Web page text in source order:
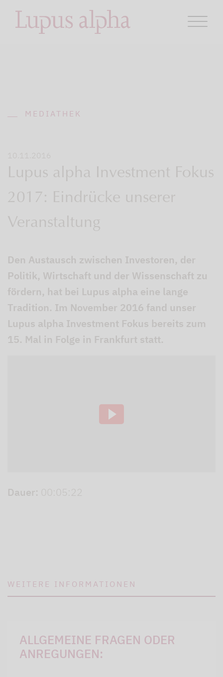
MEDIATHEK
10.11.2016
Lupus alpha Investment Fokus
2017: Eindrücke unserer
Veranstaltung
Den Austausch zwischen Investoren, der
Politik, Wirtschaft und der Wissenschaft zu
fördern, hat bei Lupus alpha eine lange
Tradition. Im November 2016 fand unser
Lupus alpha Investment Fokus bereits zum
15. Mal in Folge in Frankfurt statt.
Dauer: 00:05:22
WEITERE INFORMATIONEN
ALLGEMEINE FRAGEN ODER
ANREGUNGEN: